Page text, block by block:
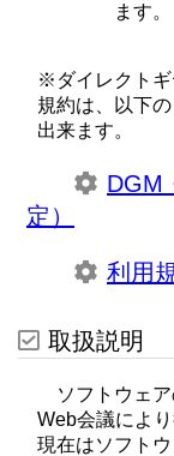
ます。
※ダイレクトギ
規約は、以下
出来ます。
DGM
定）
利用
取扱説明
ソフトウェア
Web会議によ
現在はソフト